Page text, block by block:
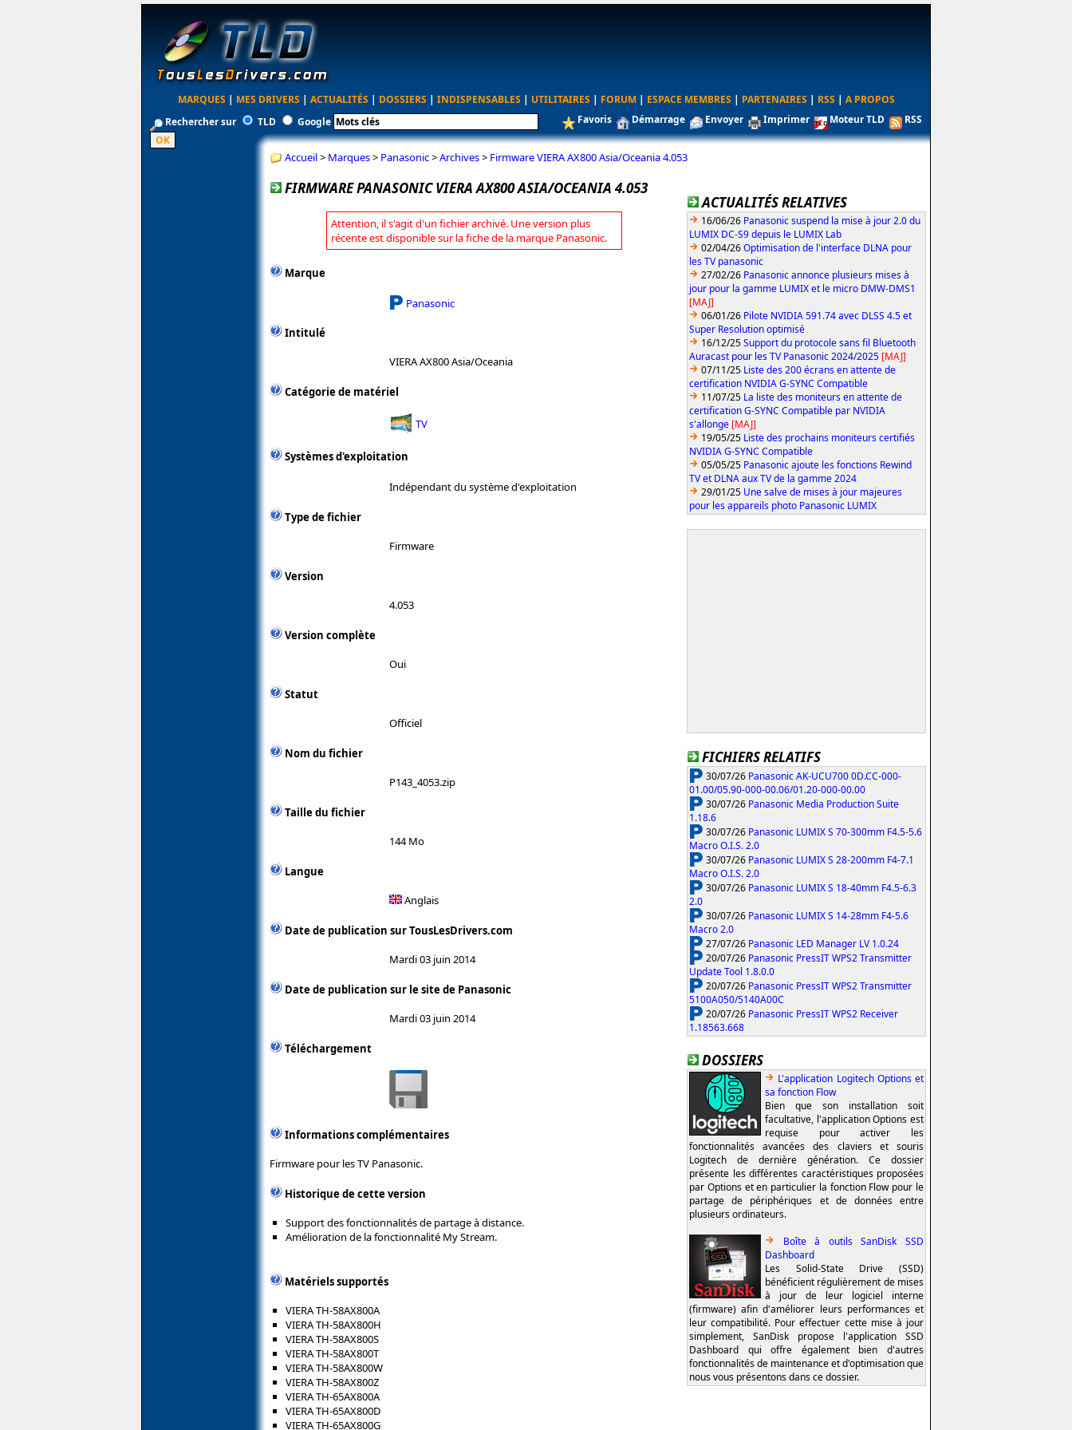
MARQUES | MES DRIVERS | ACTUALITÉS | DOSSIERS | INDISPENSABLES | UTILITAIRES | FORUM | ESPACE MEMBRES | PARTENAIRES | RSS | A PROPOS
Rechercher sur
TLD Google Favoris Démarrage Envoyer Imprimer Moteur TLD RSS
Accueil> Marques> Panasonic>Archives> Firmware VIERA AX800 Asia/Oceania 4.053
FIRMWARE PANASONIC VIERA AX800 ASIA/OCEANIA 4.053
Attention, il s'agit d'un fichier archivé. Une version plus
récente est disponible sur la fiche de la marque Panasonic.
Marque
Panasonic
Intitulé
VIERA AX800 Asia/Oceania
Catégorie de matériel
TV
Systèmes d'exploitation
Indépendant du système d'exploitation
Type de fichier
Firmware
Version
4.053
Version complète
Oui
Statut
Officiel
Nom du fichier
P143_4053.zip
Taille du fichier
144 Mo
Langue
Anglais
Date de publication sur TousLesDrivers.com
Mardi 03 juin 2014
Date de publication sur le site de Panasonic
Mardi 03 juin 2014
Téléchargement
Informations complémentaires
Firmware pour les TV Panasonic.
Historique de cette version
Support des fonctionnalités de partage à distance.
Amélioration de la fonctionnalité My Stream.
Matériels supportés
VIERA TH-58AX800A
VIERA TH-58AX800H
VIERA TH-58AX800S
VIERA TH-58AX800T
VIERA TH-58AX800W
VIERA TH-58AX800Z
VIERA TH-65AX800A
VIERA TH-65AX800D
VIERA TH-65AX800G
ACTUALITÉS RELATIVES
16/06/26 Panasonic suspend la mise à jour 2.0 du
LUMIX DC-S9 depuis le LUMIX Lab
02/04/26Optimisation de l'interface DLNA pour
les TV panasonic
27/02/26 Panasonic annonce plusieurs mises à
jour pour la gamme LUMIX et le micro DMW-DMS1
[MAJ]
06/01/26 Pilote NVIDIA 591.74 avec DLSS 4.5 et
Super Resolution optimisé
16/12/25Support du protocole sans fil Bluetooth
Auracast pour les TV Panasonic 2024/2025 [MAJ]
07/11/25 Liste des 200 écrans en attente de
certification NVIDIA G-SYNC Compatible
11/07/25 La liste des moniteurs en attente de
certification G-SYNC Compatible par NVIDIA
s'allonge [MAJ]
19/05/25 Liste des prochains moniteurs certifiés
NVIDIA G-SYNC Compatible
05/05/25 Panasonic ajoute les fonctions Rewind
TV et DLNA aux TV de la gamme 2024
29/01/25 Une salve de mises à jour majeures
pour les appareils photo Panasonic LUMIX
FICHIERS RELATIFS
30/07/26 Panasonic AK-UCU700 0D.CC-000-
01.00/05.90-000-00.06/01.20-000-00.00
30/07/26 Panasonic Media Production Suite
1.18.6
30/07/26 Panasonic LUMIX S 70-300mm F4.5-5.6
Macro O.I.S. 2.0
30/07/26 Panasonic LUMIX S 28-200mm F4-7.1
Macro O.I.S. 2.0
30/07/26 Panasonic LUMIX S 18-40mm F4.5-6.3
2.0
30/07/26 Panasonic LUMIX S 14-28mm F4-5.6
Macro 2.0
27/07/26 Panasonic LED Manager LV 1.0.24
20/07/26 Panasonic PressIT WPS2 Transmitter
Update Tool 1.8.0.0
20/07/26 Panasonic PressIT WPS2 Transmitter
5100A050/5140A00C
20/07/26 Panasonic PressIT WPS2 Receiver
1.18563.668
DOSSIERS
L'application Logitech Options et
sa fonction Flow
Bien que son installation soit
facultative, l'application Options est
requise pour activer les
fonctionnalités avancées des claviers et souris
Logitech de dernière génération. Ce dossier
présente les différentes caractéristiques proposées
par Options et en particulier la fonction Flow pour le
partage de périphériques et de données entre
plusieurs ordinateurs.
Boîte à outils SanDisk SSD
Dashboard
Les Solid-State Drive (SSD)
bénéficient régulièrement de mises
à jour de leur logiciel interne
(firmware) afin d'améliorer leurs performances et
leur compatibilité. Pour effectuer cette mise à jour
simplement, SanDisk propose l'application SSD
Dashboard qui offre également bien d'autres
fonctionnalités de maintenance et d'optimisation que
nous vous présentons dans ce dossier.